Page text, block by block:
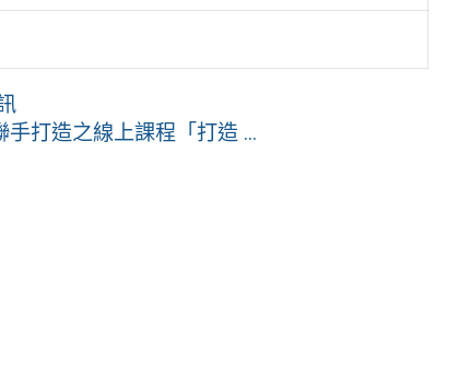
打造之線上課程「打造 ...